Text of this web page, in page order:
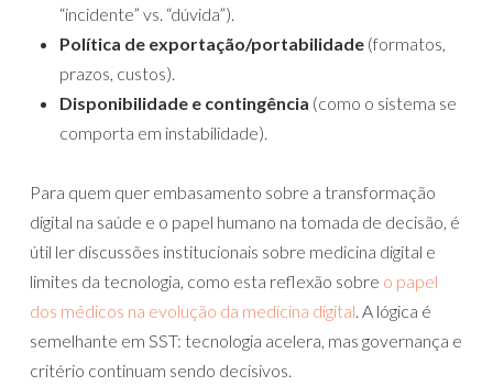
“incidente” vs. “dúvida”).
Política de exportação/portabilidade (formatos,
prazos, custos).
Disponibilidade e contingência (como o sistema se
comporta em instabilidade).
Para quem quer embasamento sobre a transformação
digital na saúde e o papel humano na tomada de decisão, é
útil ler discussões institucionais sobre medicina digital e
limites da tecnologia, como esta reflexão sobre o papel
dos médicos na evolução da medicina digital. A lógica é
semelhante em SST: tecnologia acelera, mas governança e
critério continuam sendo decisivos.